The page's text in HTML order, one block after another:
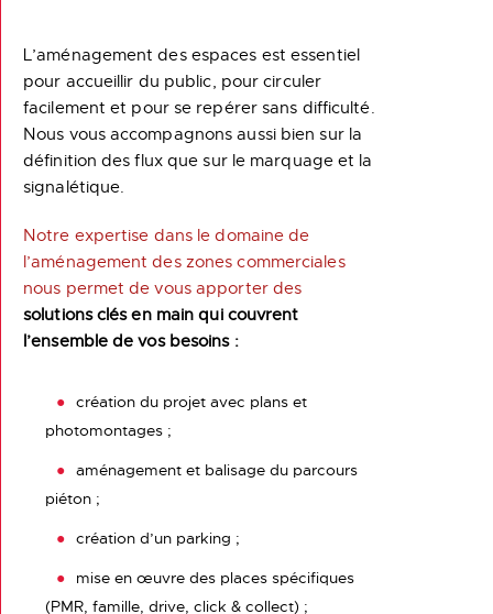
L’aménagement des espaces est essentiel
pour accueillir du public, pour circuler
facilement et pour se repérer sans difficulté.
Nous vous accompagnons aussi bien sur la
définition des flux que sur le marquage et la
signalétique.
Notre expertise dans le domaine de
l’aménagement des zones commerciales
nous permet de vous apporter des
solutions clés en main qui couvrent
l’ensemble de vos besoins :
création du projet avec plans et
photomontages ;
aménagement et balisage du parcours
piéton ;
création d’un parking ;
mise en œuvre des places spécifiques
(PMR, famille, drive, click & collect) ;